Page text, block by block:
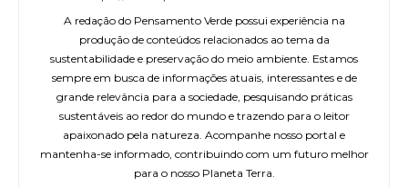
A redação do Pensamento Verde possui experiência na
produção de conteúdos relacionados ao tema da
sustentabilidade e preservação do meio ambiente. Estamos
sempre em busca de informações atuais, interessantes e de
grande relevância para a sociedade, pesquisando práticas
sustentáveis ao redor do mundo e trazendo para o leitor
apaixonado pela natureza. Acompanhe nosso portal e
mantenha-se informado, contribuindo com um futuro melhor
para o nosso Planeta Terra.